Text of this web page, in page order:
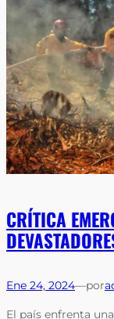
CRÍTICA
Ene 24, 2024—por
El país enfrenta